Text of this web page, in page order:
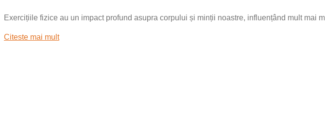
Exercițiile fizice au un impact profund asupra corpului și minții noastre, influențând mult mai
Citeste mai mult